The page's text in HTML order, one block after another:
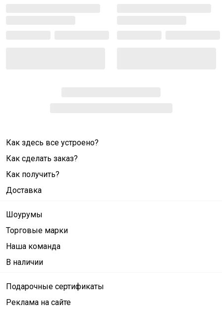
Как здесь все устроено?
Как сделать заказ?
Как получить?
Доставка
Шоурумы
Торговые марки
Наша команда
В наличии
Подарочные сертификаты
Реклама на сайте